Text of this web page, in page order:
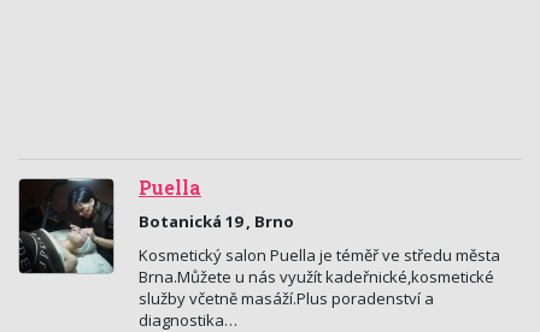
Puella
Botanická 19 , Brno
Kosmetický salon Puella je téměř ve středu města
Brna.Můžete u nás využít kadeřnické,kosmetické
služby včetně masáží.Plus poradenství a
diagnostika…